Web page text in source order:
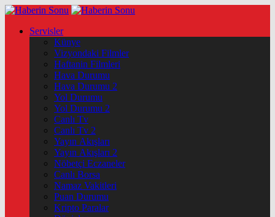
Servisler
Künye
Vizyondaki Filmler
Haftanin Filmleri
Hava Durumu
Hava Durumu 2
Yol Durumu
Yol Durumu 2
Canlı Tv
Canlı Tv 2
Yayın Akışları
Yayın Akışları 2
Nöbetçi Eczaneler
Canlı Borsa
Namaz Vakitleri
Puan Durumu
Kripto Paralar